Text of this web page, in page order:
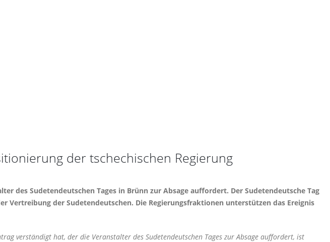
der tschechischen Regierung
des Sudetendeutschen Tages in Brünn zur Absage auffordert. Der Sudetendeutsche Tag
Vertreibung der Sudetendeutschen. Die Regierungsfraktionen unterstützen das Ereignis
verständigt hat, der die Veranstalter des Sudetendeutschen Tages zur Absage auffordert, ist